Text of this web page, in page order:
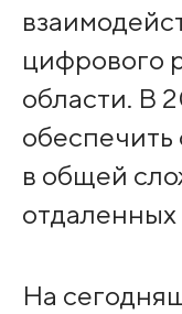
цифрового
области. В
обеспечить
в общей
На